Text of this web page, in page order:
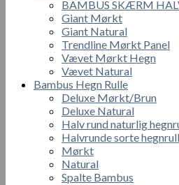
BAMBUS SKÆRM
Giant Mørkt
Giant Natural
Trendline Mørkt Panel
Vævet Mørkt Hegn
Vævet Natural
Bambus Hegn Rulle
Deluxe Mørkt/Brun
Deluxe Natural
Halv rund naturlig
Halvrunde sorte
Mørkt
Natural
Spalte Bambus